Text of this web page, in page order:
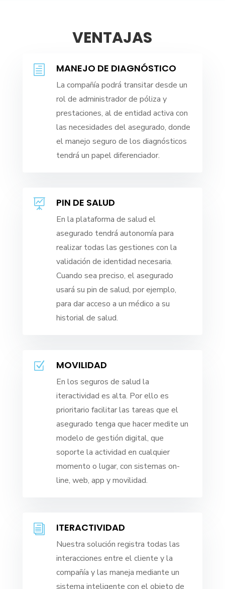
VENTAJAS
h MANEJO DE DIAGNÓSTICO
La compañía podrá transitar desde un
rol de administrador de póliza y
prestaciones, al de entidad activa con
las necesidades del asegurado, donde
el manejo seguro de los diagnósticos
tendrá un papel diferenciador.
 PIN DE SALUD
En la plataforma de salud el
asegurado tendrá autonomía para
realizar todas las gestiones con la
validación de identidad necesaria.
Cuando sea preciso, el asegurado
usará su pin de salud, por ejemplo,
para dar acceso a un médico a su
historial de salud.
Z MOVILIDAD
En los seguros de salud la
iteractividad es alta. Por ello es
prioritario facilitar las tareas que el
asegurado tenga que hacer medite un
modelo de gestión digital, que
soporte la actividad en cualquier
momento o lugar, con sistemas on-
line, web, app y movilidad.
i ITERACTIVIDAD
Nuestra solución registra todas las
interacciones entre el cliente y la
compañía y las maneja mediante un
sistema inteligente con el objeto de